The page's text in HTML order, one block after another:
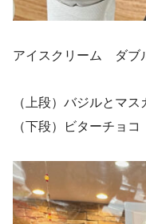
アイスクリーム ダ
（上段）バジルとマス
（下段）ビターチョコ